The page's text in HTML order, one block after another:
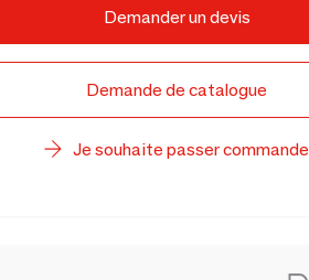
Demander un devis
Demande de catalogue
Je souhaite passer commande